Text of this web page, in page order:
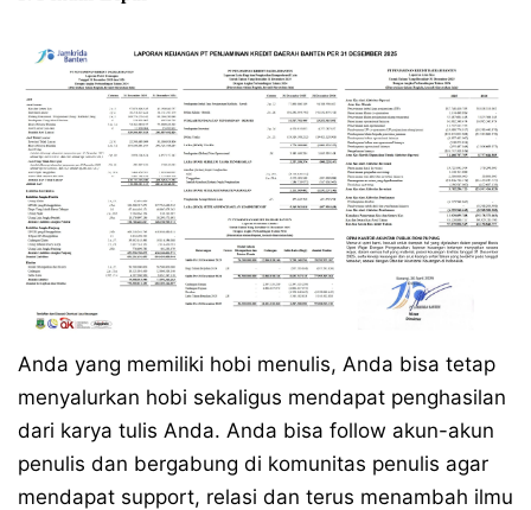
Anda yang memiliki hobi menulis, Anda bisa tetap
menyalurkan hobi sekaligus mendapat penghasilan
dari karya tulis Anda. Anda bisa follow akun-akun
penulis dan bergabung di komunitas penulis agar
mendapat support, relasi dan terus menambah ilmu